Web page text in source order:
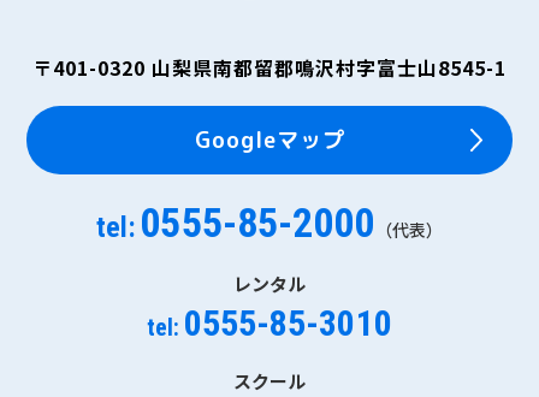
〒401-0320 山梨県南都留郡鳴沢村字富士山8545-1
Googleマップ
tel: 0555-85-2000 （代表）
レンタル
tel: 0555-85-3010
スクール